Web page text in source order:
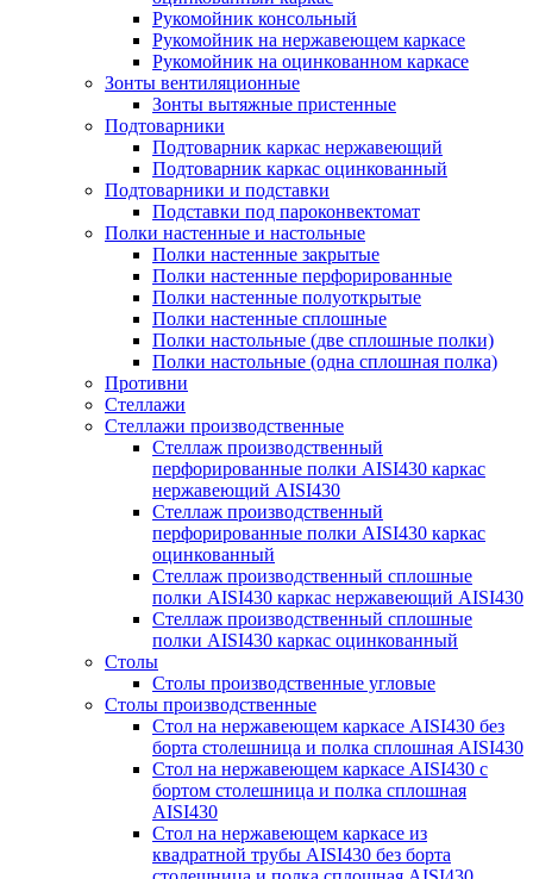
Рукомойник консольный
Рукомойник на нержавеющем каркасе
Рукомойник на оцинкованном каркасе
Зонты вентиляционные
Зонты вытяжные пристенные
Подтоварники
Подтоварник каркас нержавеющий
Подтоварник каркас оцинкованный
Подтоварники и подставки
Подставки под пароконвектомат
Полки настенные и настольные
Полки настенные закрытые
Полки настенные перфорированные
Полки настенные полуоткрытые
Полки настенные сплошные
Полки настольные (две сплошные полки)
Полки настольные (одна сплошная полка)
Противни
Стеллажи
Стеллажи производственные
Стеллаж производственный
перфорированные полки AISI430 каркас
нержавеющий AISI430
Стеллаж производственный
перфорированные полки AISI430 каркас
оцинкованный
Стеллаж производственный сплошные
полки AISI430 каркас нержавеющий AISI430
Стеллаж производственный сплошные
полки AISI430 каркас оцинкованный
Столы
Столы производственные угловые
Столы производственные
Стол на нержавеющем каркасе AISI430 без
борта столешница и полка сплошная AISI430
Стол на нержавеющем каркасе AISI430 с
бортом столешница и полка сплошная
AISI430
Стол на нержавеющем каркасе из
квадратной трубы AISI430 без борта